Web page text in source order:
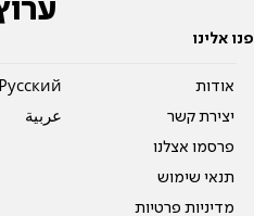
פנו אלינו
אודות
יצירת קשר
פרסמו אצלנו
תנאי שימוש
מדיניות פרטיות
Pусский
عربية